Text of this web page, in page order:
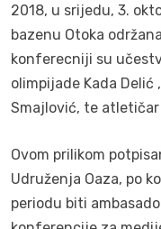
2018, u srijedu, 3.
bazenu Otoka
konferecniji su
olimpijade Kada
Smajlović, te atletičar
Ovom prilikom
Udruženja Oaza, po
periodu biti